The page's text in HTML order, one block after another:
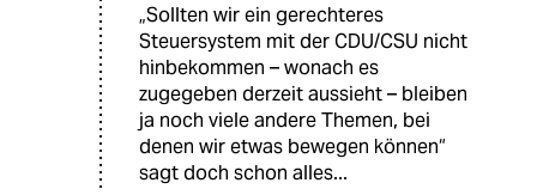
„Sollten wir ein gerechteres
Steuersystem mit der CDU/CSU nicht
hinbekommen – wonach es
zugegeben derzeit aussieht – bleiben
ja noch viele andere Themen, bei
denen wir etwas bewegen können“
sagt doch schon alles...